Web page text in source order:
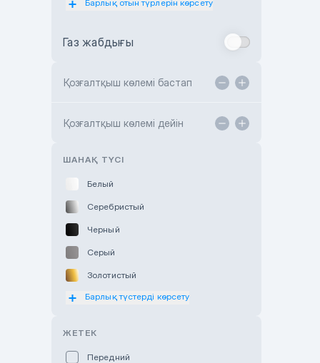
Toyota Astana
TANK Motors Karaganda
Барлық отын түрлерін көрсету
Газ жабдығы
Қозғалтқыш көлемі бастап
Қозғалтқыш көлемі дейін
ШАНАҚ ТҮСІ
Белый
Серебристый
Черный
Серый
Золотистый
Оранжевый
Барлық түстерді көрсету
ЖЕТЕК
Передний